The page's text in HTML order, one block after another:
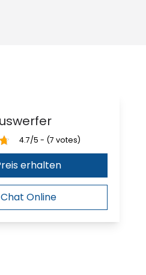
4.7/5 - (7 votes)
erhalten
Chat Online